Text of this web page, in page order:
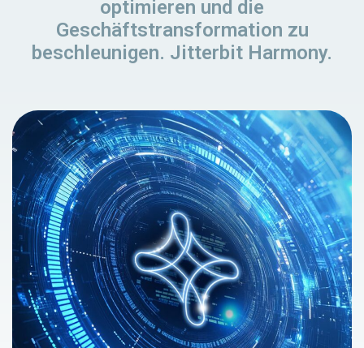
optimieren und die
Geschäftstransformation zu
beschleunigen. Jitterbit Harmony.